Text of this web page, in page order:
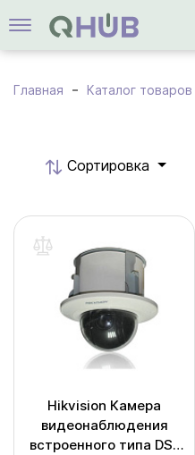
Главная Каталог товаров
Cортировка
Hikvision Камера
видеонаблюдения
встроенного типа DS-